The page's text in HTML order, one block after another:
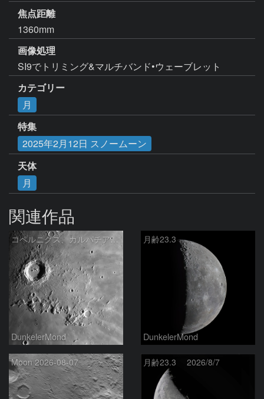
焦点距離
1360mm
画像処理
SI9でトリミング&マルチバンド•ウェーブレット
カテゴリー
月
特集
2025年2月12日 スノームーン
天体
月
関連作品
コペルニクス、カルパチア山脈付近
DunkelerMond
月齢23.3
DunkelerMond
Moon 2026-08-07 月齢23.3 2026/8/7